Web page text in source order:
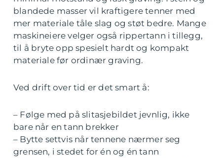
blandede masser vil kraftigere tenner med
mer materiale tåle slag og støt bedre. Mange
maskineiere velger også rippertann i tillegg,
til å bryte opp spesielt hardt og kompakt
materiale før ordinær graving.
Ved drift over tid er det smart å:
– Følge med på slitasjebildet jevnlig, ikke
bare når en tann brekker
– Bytte settvis når tennene nærmer seg
grensen, i stedet for én og én tann